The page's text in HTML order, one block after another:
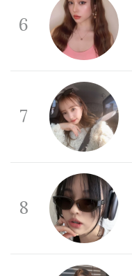
6
7
8